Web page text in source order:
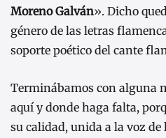
Moreno Galván». Dicho
género de las letras
soporte poético del cante
Terminábamos con alguna
aquí y donde haga falta,
su calidad, unida a la voz